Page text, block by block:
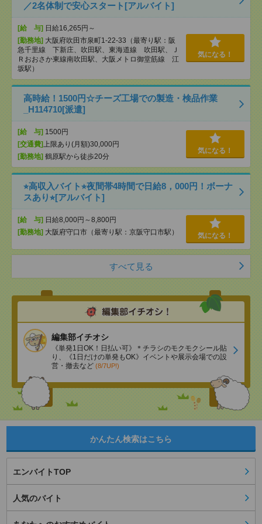
／2名体制で安心スタート[アルバイト]
[給 与] 日給16,265円～
[勤務地] 大阪府吹田市泉町1-22-33（最寄り駅：阪
急千里線 下新庄、吹田駅、東海道線 吹田駅、Ｊ
Ｒおおさか東線南吹田駅、大阪メトロ御堂筋線 江
坂駅）
気になる！
高時給！1500円☆チーズ工場での製造・検品作業
_H114710[派遣]
[給 与] 1500円
[交通費] 上限あり(月額)30,000円
[勤務地] 鶴原駅から徒歩20分
気になる！
⭐︎高収入バイト⭐︎夜間帯4時間で日給8，000円！ボーナ
スあり⭐︎[アルバイト]
[給 与] 日給8,000円～8,800円
[勤務地] 大阪府守口市（最寄り駅：京阪守口市駅） 気になる！
すべて見る
編集部イチオシ
《単発1日OK！日払い可》＊チラシのモクモクシール貼
り、《1日だけの単発もOK》イベントや展示会場での設
営・撤去など (8/7UP!)
かんたん検索はこちら
エンバイトTOP
人気のバイト